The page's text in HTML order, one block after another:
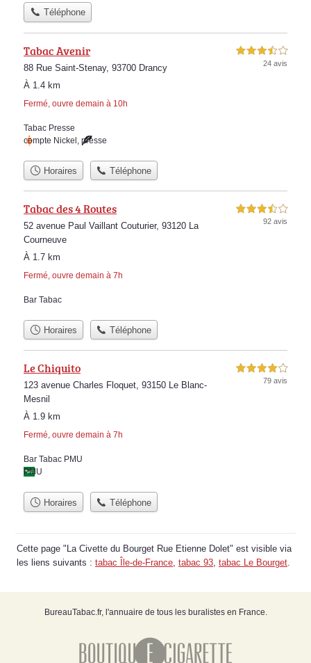
Téléphone
Tabac Avenir
88 Rue Saint-Stenay, 93700 Drancy
À 1.4 km
Fermé, ouvre demain à 10h
3,5 étoiles sur 5
24 avis
Tabac Presse
compte Nickel presse
Horaires Téléphone
Tabac des 4 Routes
52 avenue Paul Vaillant Couturier, 93120 La
Courneuve
À 1.7 km
Fermé, ouvre demain à 7h
3,5 étoiles sur 5
92 avis
Bar Tabac
Horaires Téléphone
Le Chiquito
123 avenue Charles Floquet, 93150 Le Blanc-
Mesnil
À 1.9 km
Fermé, ouvre demain à 7h
4,0 étoiles sur 5
79 avis
Bar Tabac PMU
PMU
Horaires Téléphone
Cette page "La Civette du Bourget Rue Etienne Dolet" est visible via
les liens suivants : tabac Île-de-France tabac 93 tabac Le Bourget
BureauTabac.fr, l'annuaire de tous les buralistes en France.